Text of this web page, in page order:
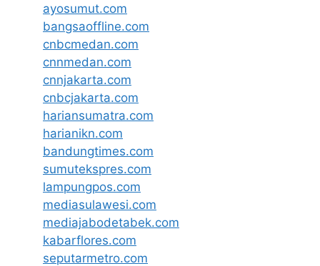
ayosumut.com
bangsaoffline.com
cnbcmedan.com
cnnmedan.com
cnnjakarta.com
cnbcjakarta.com
hariansumatra.com
harianikn.com
bandungtimes.com
sumutekspres.com
lampungpos.com
mediasulawesi.com
mediajabodetabek.com
kabarflores.com
seputarmetro.com